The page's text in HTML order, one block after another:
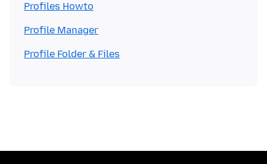
Profiles Howto
Profile Manager
Profile Folder & Files